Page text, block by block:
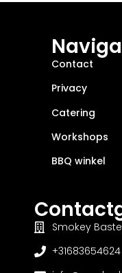
Contact
Privacy
Catering
Workshops
BBQ winkel
Smokey
+31683654624